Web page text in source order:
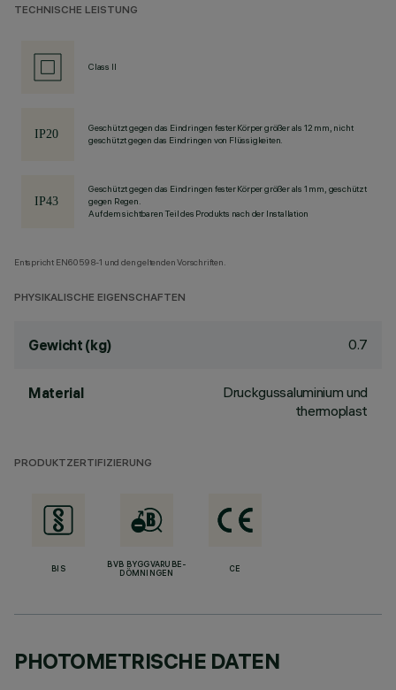
TECHNISCHE LEISTUNG
Class II
Geschützt gegen das Eindringen fester Körper größer als 12 mm, nicht
geschützt gegen das Eindringen von Flüssigkeiten.
Geschützt gegen das Eindringen fester Körper größer als 1 mm, geschützt
gegen Regen.
Auf dem sichtbaren Teil des Produkts nach der Installation
Entspricht EN60598-1 und den geltenden Vorschriften.
PHYSIKALISCHE EIGENSCHAFTEN
Gewicht (kg) 0.7
Material
Druckgussaluminium und
thermoplast
PRODUKTZERTIFIZIERUNG
BIS
BVB BYGGVARUBE-
DÖMNINGEN
CE
PHOTOMETRISCHE DATEN